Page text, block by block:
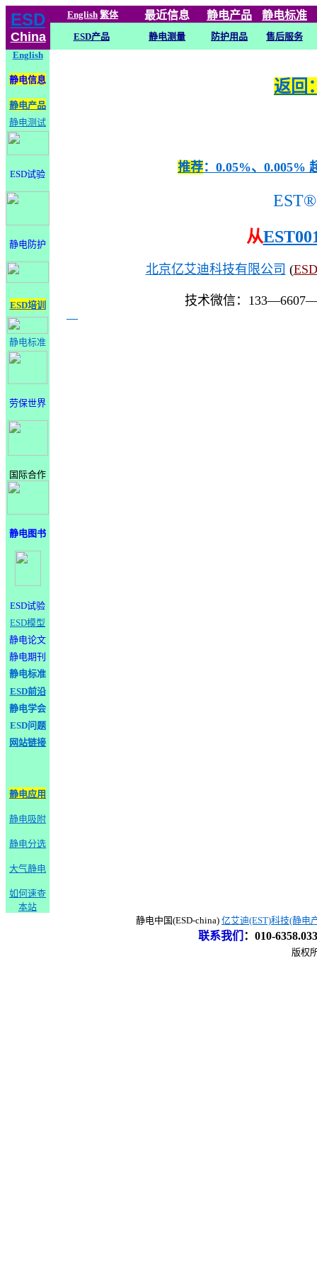
ESD
China
English 繁体 最近信息 静电产品 静电标准
ESD产品 静电测量 防护用品
售后服务
English
静电信息
静电产品
静电测试
ESD试验
静电防护
ESD培训
静电标准
劳保世界
国际合作
静电图书
ESD试验
ESD模型
静电论文
静电期刊
静电标准
ESD前沿
静电学会
ESD问题
网站链接
静电应用
静电吸附
静电分选
大气静电
如何速查
本站
返回
推荐：0.05%、0.005%
EST®
从
北京亿艾迪科技有限公司 (
技术微信：
静电中国(ESD-china) 亿艾迪(EST)科技(静电
联系我们 ： 010-
版权